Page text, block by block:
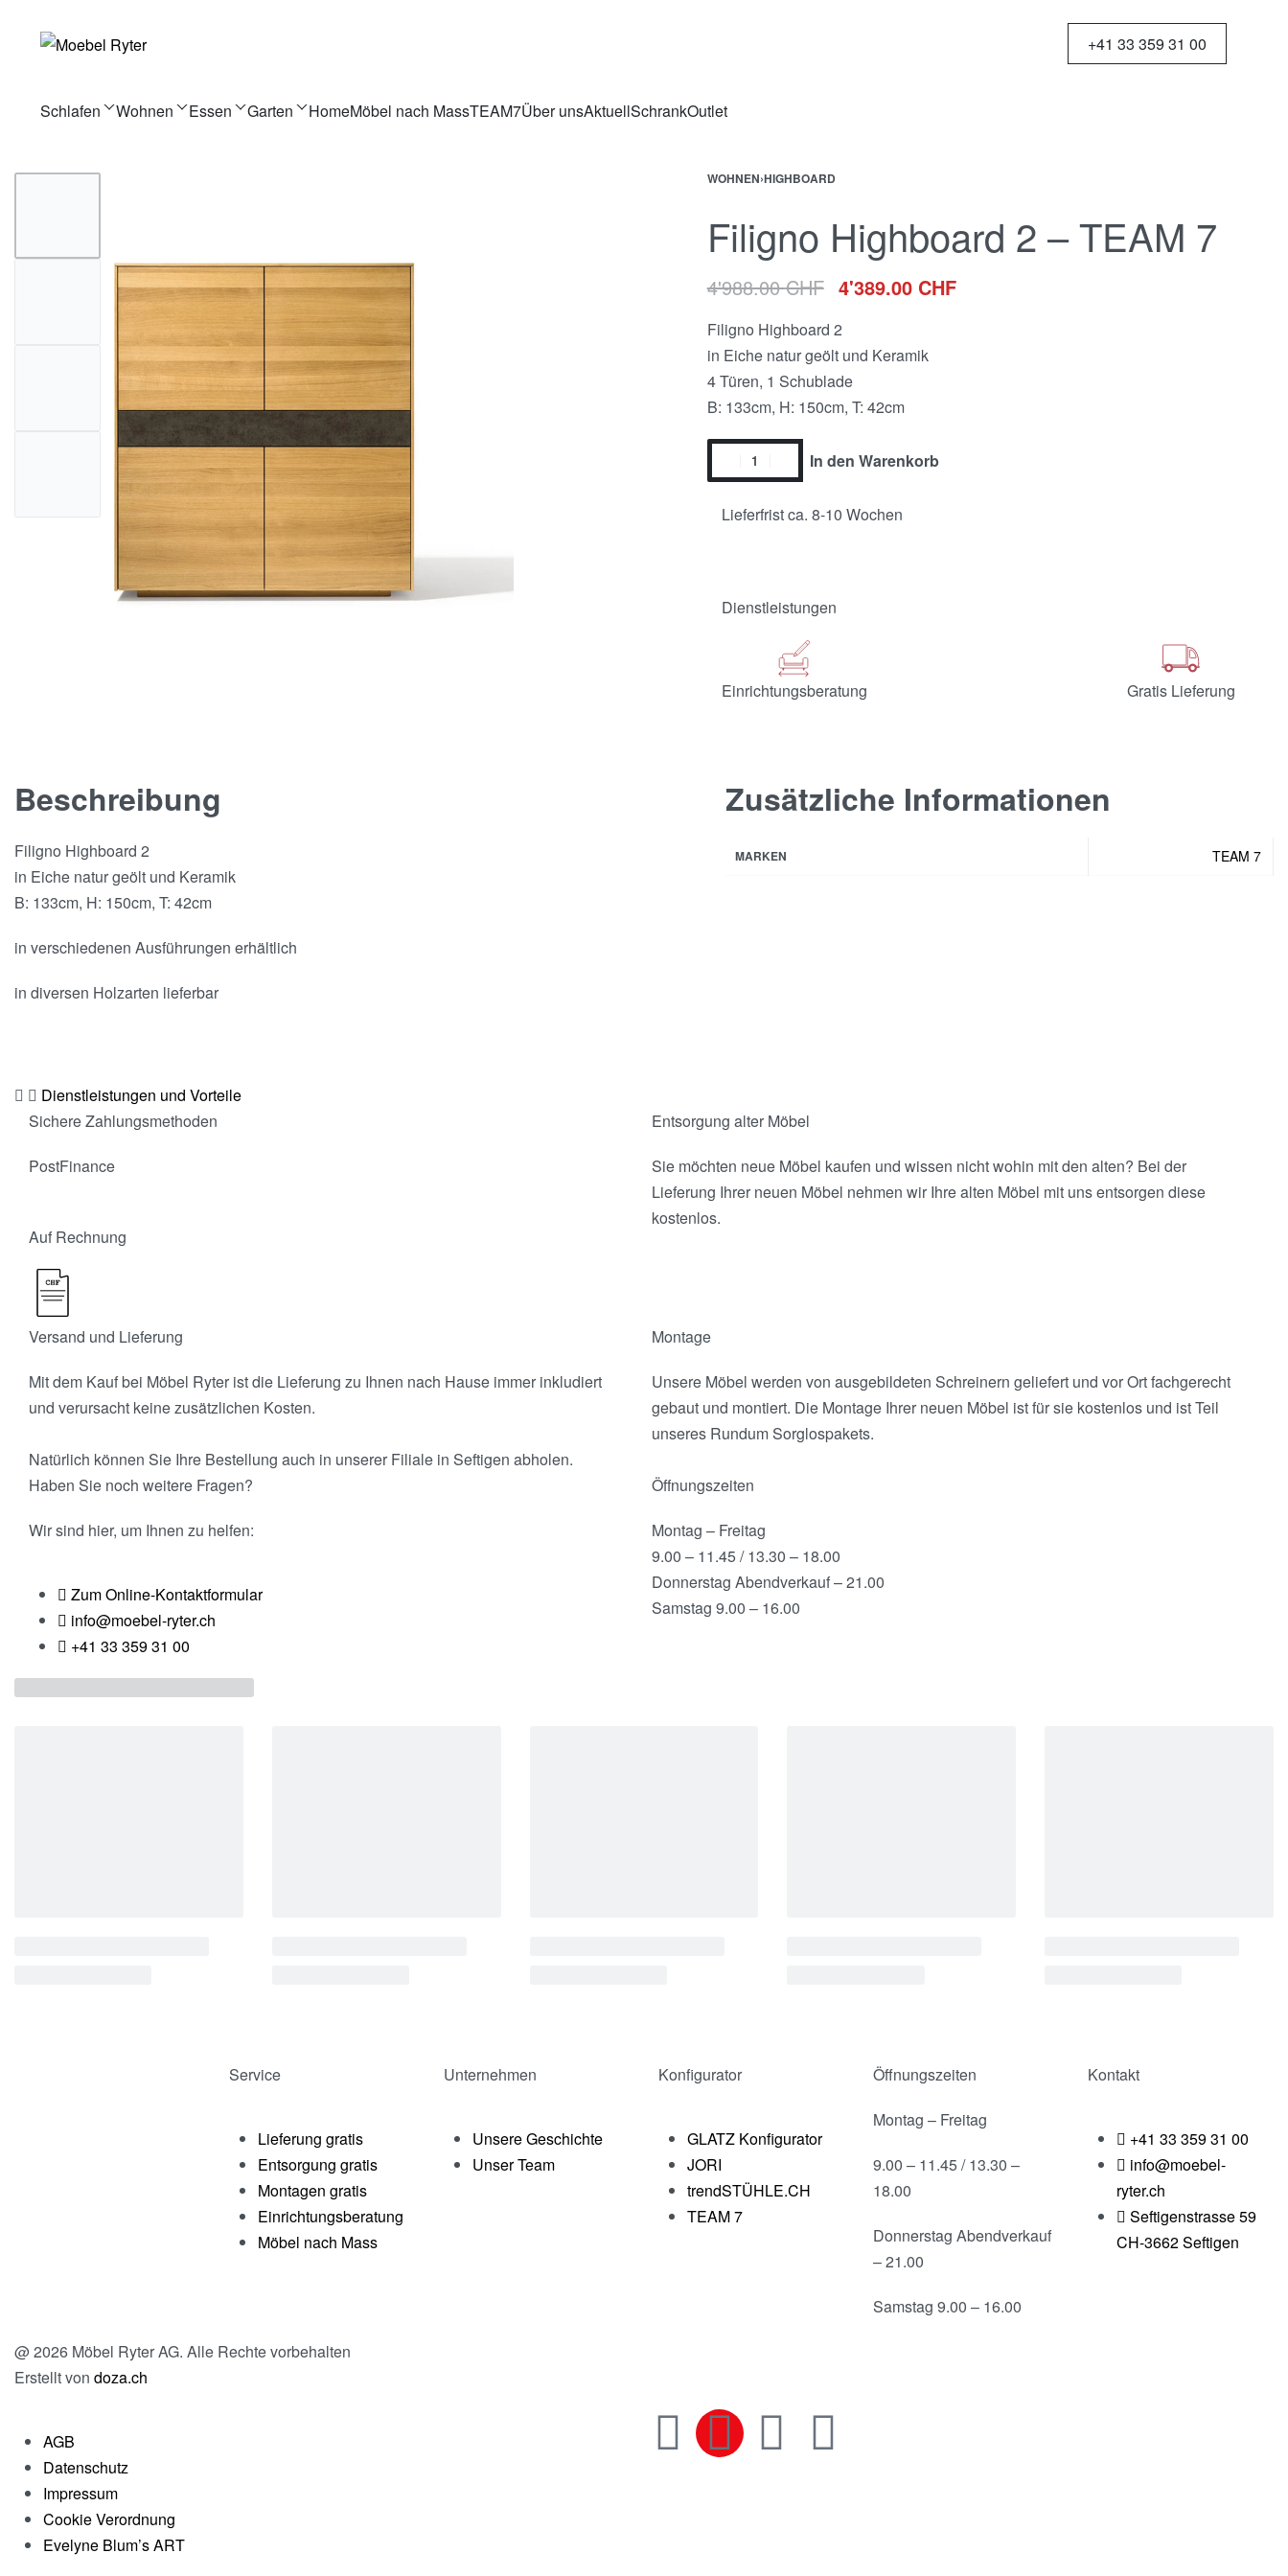
+41 33 359 31 00
Schlafen Wohnen Essen Garten HomeMöbel nach MassTEAM7Über unsAktuellSchrankOutlet
WOHNEN›HIGHBOARD
Filigno Highboard 2 – TEAM 7
4'988.00CHF 4'389.00 CHF
Filigno Highboard 2
in Eiche natur geölt und Keramik
4 Türen, 1 Schublade
B: 133cm, H: 150cm, T: 42cm
In den Warenkorb
Lieferfrist ca. 8-10 Wochen
Dienstleistungen
Einrichtungsberatung Gratis Lieferung
Beschreibung
Filigno Highboard 2
in Eiche natur geölt und Keramik
B: 133cm, H: 150cm, T: 42cm
in verschiedenen Ausführungen erhältlich
in diversen Holzarten lieferbar
Zusätzliche Informationen
MARKEN TEAM 7
Dienstleistungen und Vorteile
Sichere Zahlungsmethoden
PostFinance
Auf Rechnung
Entsorgung alter Möbel
Sie möchten neue Möbel kaufen und wissen nicht wohin mit den alten? Bei der
Lieferung Ihrer neuen Möbel nehmen wir Ihre alten Möbel mit uns entsorgen diese
kostenlos.
Versand und Lieferung
Mit dem Kauf bei Möbel Ryter ist die Lieferung zu Ihnen nach Hause immer inkludiert
und verursacht keine zusätzlichen Kosten.
Natürlich können Sie Ihre Bestellung auch in unserer Filiale in Seftigen abholen.
Montage
Unsere Möbel werden von ausgebildeten Schreinern geliefert und vor Ort fachgerecht
gebaut und montiert. Die Montage Ihrer neuen Möbel ist für sie kostenlos und ist Teil
unseres Rundum Sorglospakets.
Haben Sie noch weitere Fragen?
Wir sind hier, um Ihnen zu helfen:
Zum Online-Kontaktformular
info@moebel-ryter.ch
+41 33 359 31 00
Öffnungszeiten
Montag – Freitag
9.00 – 11.45 / 13.30 – 18.00
Donnerstag Abendverkauf – 21.00
Samstag 9.00 – 16.00
Service
Lieferung gratis
Entsorgung gratis
Montagen gratis
Einrichtungsberatung
Möbel nach Mass
Unternehmen
Unsere Geschichte
Unser Team
Konfigurator
GLATZ Konfigurator
JORI
trendSTÜHLE.CH
TEAM 7
Öffnungszeiten
Montag – Freitag
9.00 – 11.45 / 13.30 –
18.00
Donnerstag Abendverkauf
– 21.00
Samstag 9.00 – 16.00
Kontakt
+41 33 359 31 00
info@moebel-
ryter.ch
Seftigenstrasse 59
CH-3662 Seftigen
@ 2026 Möbel Ryter AG. Alle Rechte vorbehalten
Erstellt von doza.ch
AGB
Datenschutz
Impressum
Cookie Verordnung
Evelyne Blum’s ART